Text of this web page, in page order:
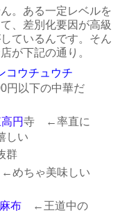
。ある一定レベルを
、差別化要因が高級
ているんです。そん
が下記の通り。
コウチュウチ
以下の中華だ
円寺 ←率直に
しい
群
めちゃ美味しい
布←王道中の